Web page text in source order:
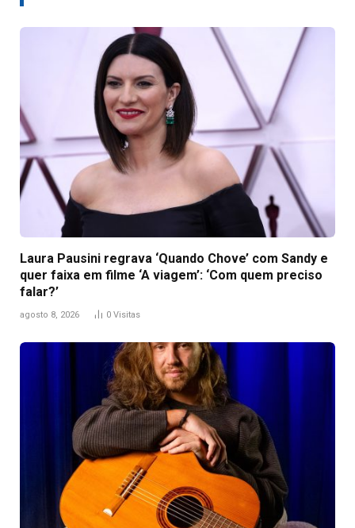
Laura Pausini regrava ‘Quando Chove’ com Sandy e
quer faixa em filme ‘A viagem’: ‘Com quem preciso
falar?’
agosto 8, 2026 0 Visitas